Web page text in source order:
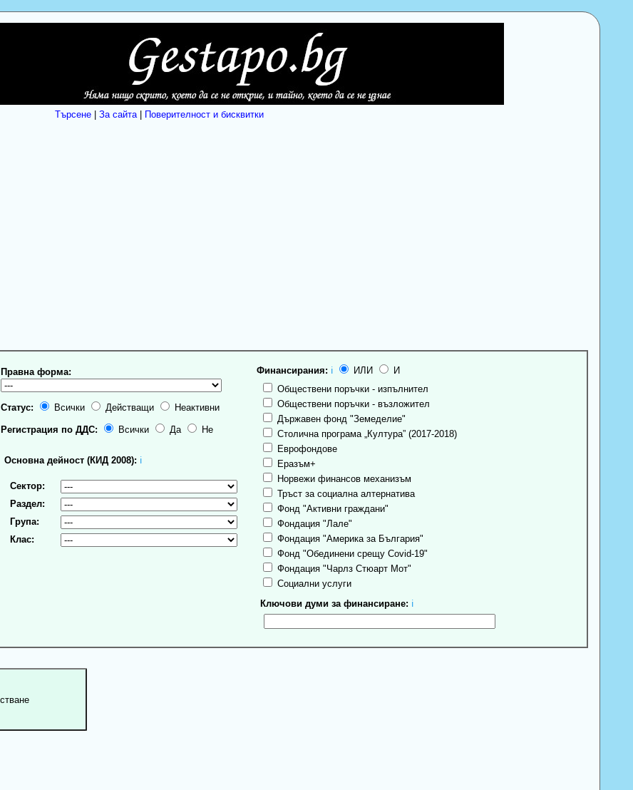
Търсене| За сайта| Поверителност и бисквитки
Правна форма:
Статус: Всички Действащи Неактивни
Регистрация по ДДС: Всички Да Не
Основна дейност (КИД 2008): ℹ
Сектор:
Раздел:
Група:
Клас:
Финансирания: ℹ ИЛИ
И
Обществени поръчки - изпълнител
Обществени поръчки - възложител
Държавен фонд "Земеделие"
Столична програма „Култура” (2017-2018)
Еврофондове
Еразъм+
Норвежи финансов механизъм
Тръст за социална алтернатива
Фонд "Активни граждани"
Фондация "Лале"
Фондация "Америка за България"
Фонд "Обединени срещу Covid-19"
Фондация "Чарлз Стюарт Мот"
Социални услуги
Ключови думи за финансиране: ℹ